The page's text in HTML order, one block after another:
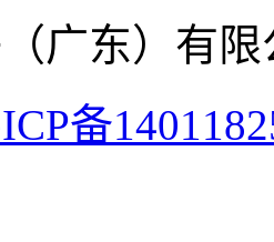
（广东）
备